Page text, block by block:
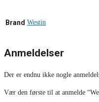
Brand Westin
Anmeldelser
Der er endnu ikke nogle
Vær den første til at anmelde